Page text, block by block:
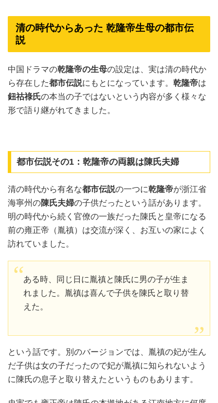
清の時代からあった 乾隆帝生母の都市伝
説
中国ドラマの乾隆帝の生母の設定は、実は清の時代か
ら存在した都市伝説にもとになっています。 乾隆帝は
鈕祜祿氏の本当の子ではないという内容が多く様々な
形で語り継がれてきました。
都市伝説その1：乾隆帝の両親は陳氏夫婦
清の時代から有名な都市伝説の一つに乾隆帝が浙江省
海寧州の陳氏夫婦の子供だったという話があります。
明の時代から続く官僚の一族だった陳氏と皇帝になる
前の雍正帝（胤禛）は交流が深く、お互いの家によく
訪れていました。
ある時、同じ日に胤禛と陳氏に男の子が生ま
れました。胤禛は喜んで子供を陳氏と取り替
えた。
という話です。別のバージョンでは、胤禛の妃が生ん
だ子供は女の子だったので妃が胤禛に知られないよう
に陳氏の息子と取り替えたというものもあります。